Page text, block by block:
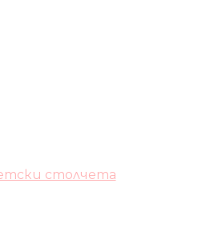
столчета